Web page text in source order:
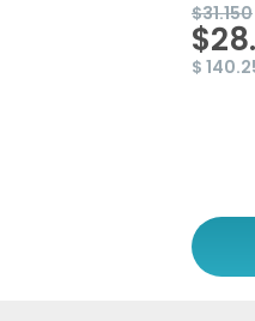
$31.150
$